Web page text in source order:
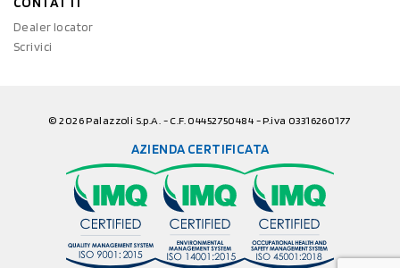
Dealer locator
Scrivici
© 2026 Palazzoli S.p.A. - C.F. 04452750484 - P.iva 03316260177
AZIENDA CERTIFICATA